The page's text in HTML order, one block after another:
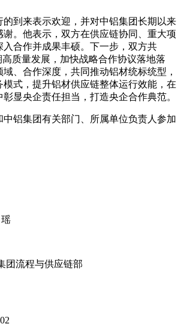
的到来表示欢迎，并对中铝集团长期以来
谢。他表示，双方在供应链协同、重大项
入合作并成果丰硕。下一步，双方共
高质量发展，加快战略合作协议落地落
、合作深度，共同推动铝材统标统型，
式，提升铝材供应链整体运行效能，在
显央企责任担当，打造央企合作典范。
铝集团有关部门、所属单位负责人参加
团流程与供应链部